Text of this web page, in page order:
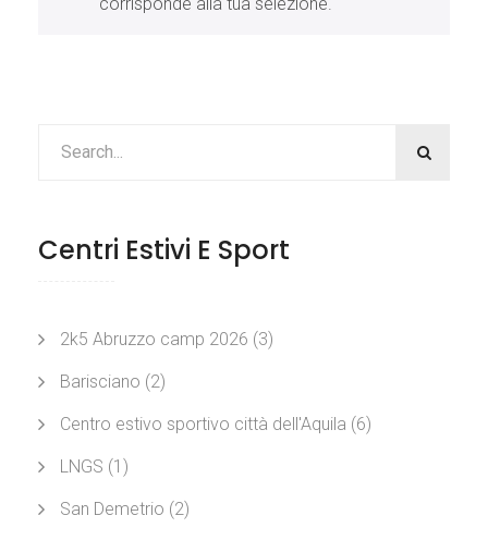
Centri Estivi E Sport
2k5 Abruzzo camp 2026 (3)
Barisciano (2)
Centro estivo sportivo città dell'Aquila (6)
LNGS (1)
San Demetrio (2)